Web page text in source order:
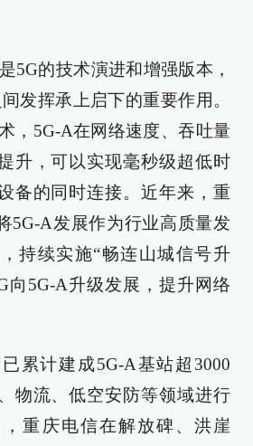
5G的技术演进和增强版本，
发挥承上启下的重要作用。
，5G-A在网络速度、吞吐量
升，可以实现毫秒级超低时
备的同时连接。近年来，重
5G-A发展作为行业高质量发
持续实施“畅连山城信号升
向5G-A升级发展，提升网络
累计建成5G-A基站超3000
物流、低空安防等领域进行
重庆电信在解放碑、洪崖